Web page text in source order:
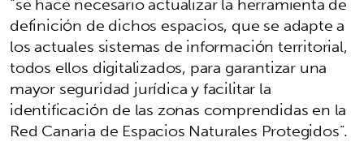
definición de dichos espacios, que se adapte a
los actuales sistemas de información territorial,
todos ellos digitalizados, para garantizar una
mayor seguridad jurídica y facilitar la
identificación de las zonas comprendidas en la
Red Canaria de Espacios Naturales Protegidos”.